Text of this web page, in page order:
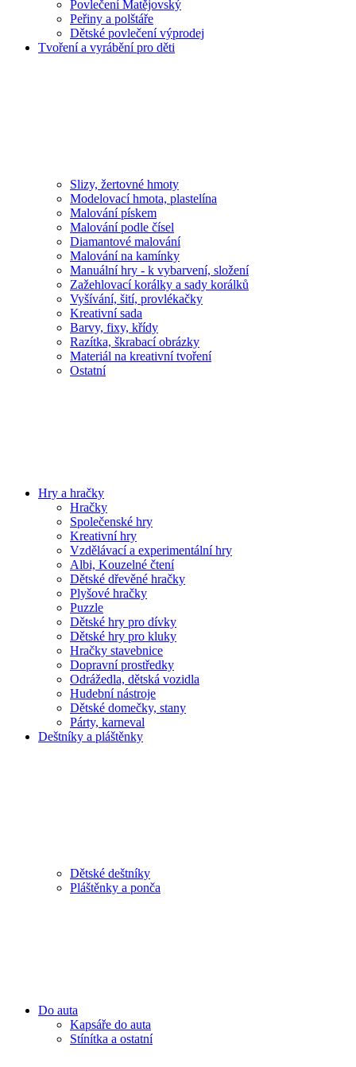
Povlečení Matějovský
Peřiny a polštáře
Dětské povlečení výprodej
Tvoření a vyrábění pro děti
Slizy, žertovné hmoty
Modelovací hmota, plastelína
Malování pískem
Malování podle čísel
Diamantové malování
Malování na kamínky
Manuální hry - k vybarvení, složení
Zažehlovací korálky a sady korálků
Vyšívání, šití, provlékačky
Kreativní sada
Barvy, fixy, křídy
Razítka, škrabací obrázky
Materiál na kreativní tvoření
Ostatní
Hry a hračky
Hračky
Společenské hry
Kreativní hry
Vzdělávací a experimentální hry
Albi, Kouzelné čtení
Dětské dřevěné hračky
Plyšové hračky
Puzzle
Dětské hry pro dívky
Dětské hry pro kluky
Hračky stavebnice
Dopravní prostředky
Odrážedla, dětská vozidla
Hudební nástroje
Dětské domečky, stany
Párty, karneval
Deštníky a pláštěnky
Dětské deštníky
Pláštěnky a ponča
Do auta
Kapsáře do auta
Stínítka a ostatní